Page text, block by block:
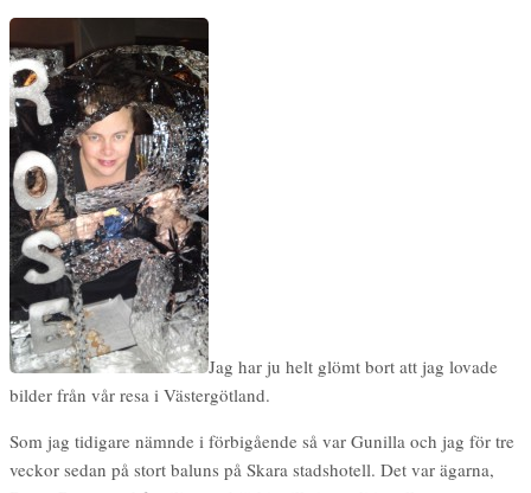
Jag har ju helt glömt bort att jag lovade
bilder från vår resa i Västergötland.
Som jag tidigare nämnde i förbigående så var Gunilla och jag för tre
veckor sedan på stort baluns på Skara stadshotell. Det var ägarna,